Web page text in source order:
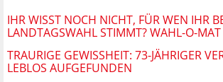
IHR WISST NOCH NICHT, FÜR WEN IHR
LANDTAGSWAHL STIMMT? WAHL-O-MAT
TRAURIGE GEWISSHEIT: 73-JÄHRIGER
LEBLOS AUFGEFUNDEN